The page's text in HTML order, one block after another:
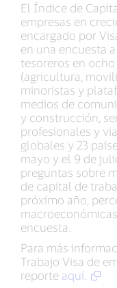
El Índice de
empresas en
encargado por
en una encuesta
tesoreros en
(agricultura,
minoristas y
medios de
y construcción,
profesionales y
globales y 23
mayo y el 9 de
preguntas sobre
de capital de
próximo año,
encuesta.
Para más
Trabajo Visa de
reporte aquí.